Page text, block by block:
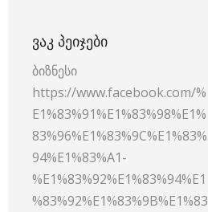
ᲕᲐᲙ ᲞᲔᲘᲯᲔᲑᲘ
ბიზნესი
https://www.facebook.com/%
E1%83%91%E1%83%98%E1%
83%96%E1%83%9C%E1%83%
94%E1%83%A1-
%E1%83%92%E1%83%94%E1
%83%92%E1%83%9B%E1%83